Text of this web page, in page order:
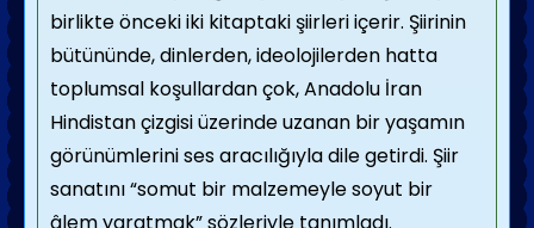
birlikte önceki iki kitaptaki şiirleri içerir. Şiirinin
bütününde, dinlerden, ideolojilerden hatta
toplumsal koşullardan çok, Anadolu İran
Hindistan çizgisi üzerinde uzanan bir yaşamın
görünümlerini ses aracılığıyla dile getirdi. Şiir
sanatını “somut bir malzemeyle soyut bir
âlem yaratmak” sözleriyle tanımladı.